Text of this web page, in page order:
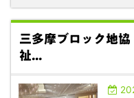
三多摩ブロック地
祉...